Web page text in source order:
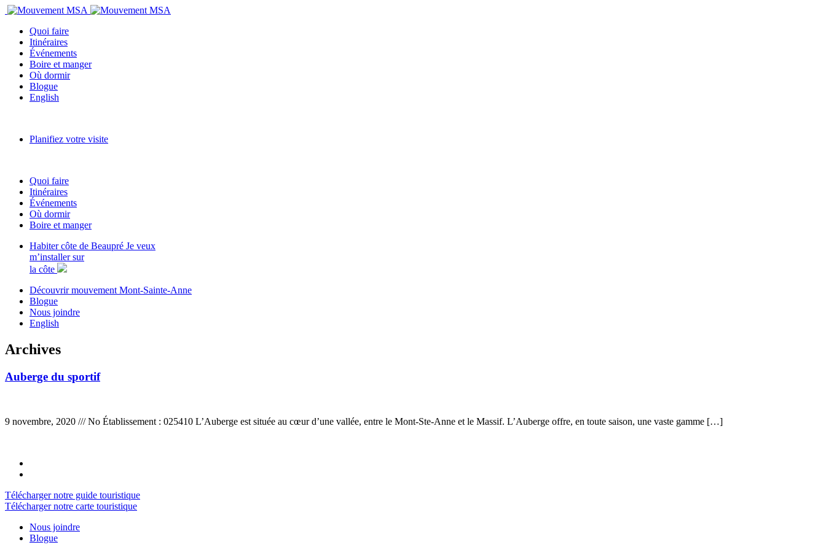
Quoi faire
Itinéraires
Événements
Boire et manger
Où dormir
Blogue
English
Planifiez votre visite
Quoi faire
Itinéraires
Événements
Où dormir
Boire et manger
Habiter côte de Beaupré Je veux
m’installer sur
la côte
Découvrir mouvement Mont-Sainte-Anne
Blogue
Nous joindre
English
Archives
Auberge du sportif
9 novembre, 2020 ///No Établissement : 025410 L’Auberge est située au cœur d’une vallée, entre le Mont-Ste-Anne et le Massif. L’Auberge offre, en toute saison, une vaste gamme […]
Télécharger notre guide touristique
Télécharger notre carte touristique
Nous joindre
Blogue